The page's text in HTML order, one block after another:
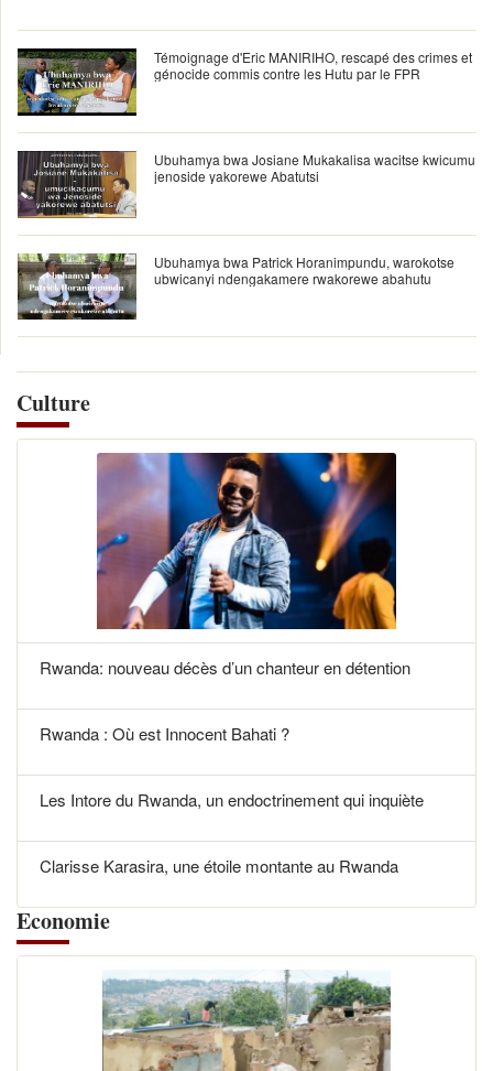
Témoignage d'Eric MANIRIHO, rescapé des crimes et
génocide commis contre les Hutu par le FPR
Ubuhamya bwa Josiane Mukakalisa wacitse kwicumu
jenoside yakorewe Abatutsi
Ubuhamya bwa Patrick Horanimpundu, warokotse
ubwicanyi ndengakamere rwakorewe abahutu
Culture
Rwanda: nouveau décès d’un chanteur en détention
Rwanda : Où est Innocent Bahati ?
Les Intore du Rwanda, un endoctrinement qui inquiète
Clarisse Karasira, une étoile montante au Rwanda
Economie